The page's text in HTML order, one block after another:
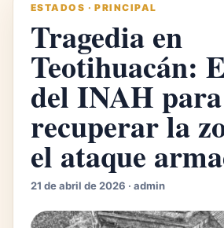
ESTADOS ·PRINCIPAL
Tragedia en
Teotihuacán:
del INAH para
recuperar la
el ataque
21 de abril de 2026 · admin